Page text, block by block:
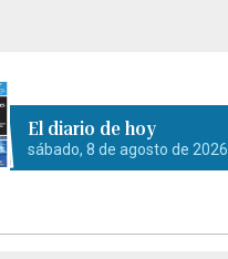
El diario de hoy
sábado, 8 de agosto de 2026